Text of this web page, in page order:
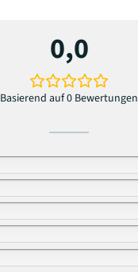
0,0
Basierend auf 0 Bewertungen